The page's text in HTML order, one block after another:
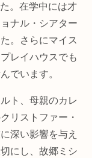
。在学中には才
ナル・シアター
。さらにマイス
レイハウスでも
でいます。
ト、母親のカレ
リストファー・
深い影響を与え
にし、故郷ミシ